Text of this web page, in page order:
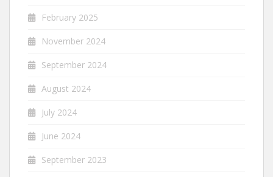
February 2025
November 2024
September 2024
August 2024
July 2024
June 2024
September 2023